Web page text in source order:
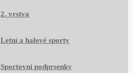
2. vrstva
Letní a halové sporty
Sportovní podprsenky